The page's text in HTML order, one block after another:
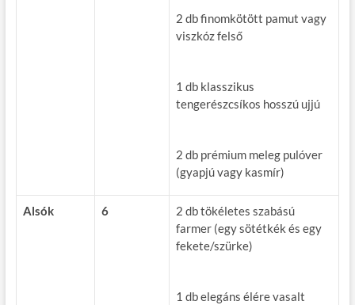
2 db finomkötött pamut vagy
viszkóz felső
1 db klasszikus
tengerészcsíkos hosszú ujjú
2 db prémium meleg pulóver
(gyapjú vagy kasmír)
Alsók 6
2 db tökéletes szabású
farmer (egy sötétkék és egy
fekete/szürke)
1 db elegáns élére vasalt